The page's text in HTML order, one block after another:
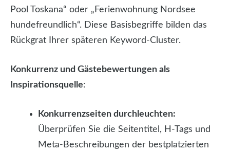
Pool Toskana“ oder „Ferienwohnung Nordsee
hundefreundlich“. Diese Basisbegriffe bilden das
Rückgrat Ihrer späteren Keyword-Cluster.
Konkurrenz und Gästebewertungen als
Inspirationsquelle:
Konkurrenzseiten durchleuchten:
Überprüfen Sie die Seitentitel, H-Tags und
Meta-Beschreibungen der bestplatzierten